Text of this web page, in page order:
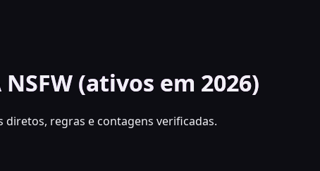
(ativos em 2026)
diretos, regras e contagens verificadas.